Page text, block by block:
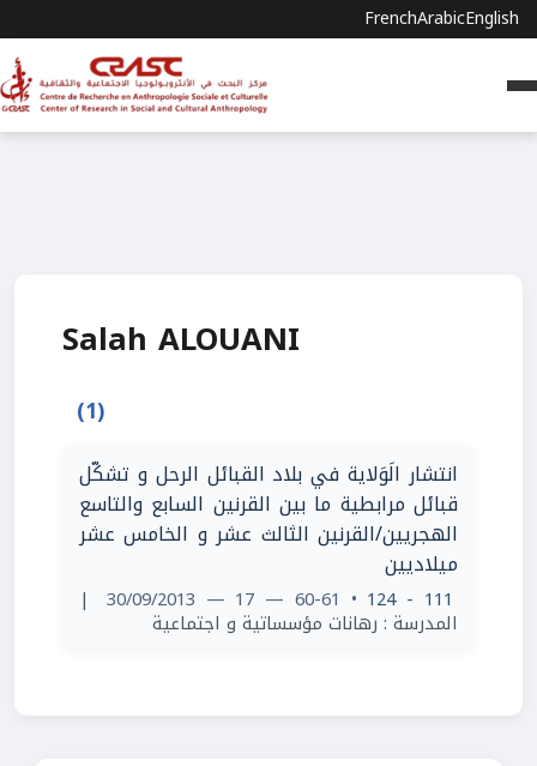
FrenchArabicEnglish
Salah ALOUANI
(1)
انتشار الَوَلاية في بلاد القبائل الرحل و تشكّل
قبائل مرابطية ما بين القرنين السابع والتاسع
الهجريين/القرنين الثالث عشر و الخامس عشر
ميلاديين
111 - 124
• 60-61 — 17 — 30/09/2013
|
المدرسة : رهانات مؤسساتية و اجتماعية